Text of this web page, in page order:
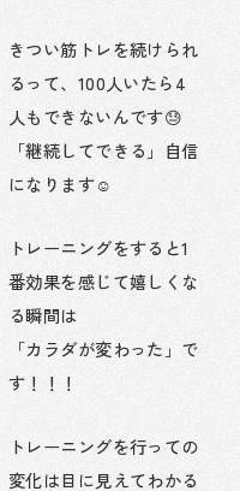
きつい筋トレを続けられ
るって、100人いたら4
人もできないんです😓
「継続してできる」自信
になります☺️
トレーニングをすると1
番効果を感じて嬉しくな
る瞬間は
「カラダが変わった」で
す！！！
トレーニングを行っての
変化は目に見えてわかる